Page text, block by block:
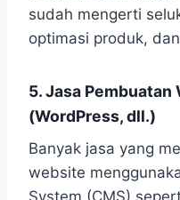
sudah mengerti
optimasi produk,
5. Jasa
(WordPress, dll.)
Banyak jasa yang
website
System (CMS)